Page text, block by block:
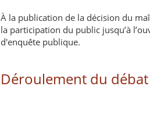
À la publication de la décision du
la participation du public jusqu’à
d'enquête publique.
Déroulement du débat